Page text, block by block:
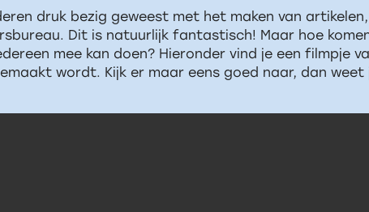
druk bezig geweest met het maken van
Dit is natuurlijk fantastisch! Maar hoe
mee kan doen? Hieronder vind je een filmpje
wordt. Kijk er maar eens goed naar, dan